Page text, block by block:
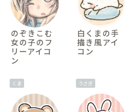
のぞきこむ
女の子のフ
リーアイコ
ン
白くまの手
描き風アイ
コン
くま うさぎ